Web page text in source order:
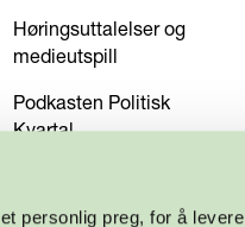
personlig preg, for å
Høringsuttalelser og
medieutspill
Podkasten Politisk
Kvartal